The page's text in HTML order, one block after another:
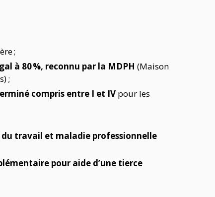
;
à 80 %, reconnu par la MDPH (Maison
;
compris entre I et IV pour les
travail et maladie professionnelle
pour aide d’une tierce